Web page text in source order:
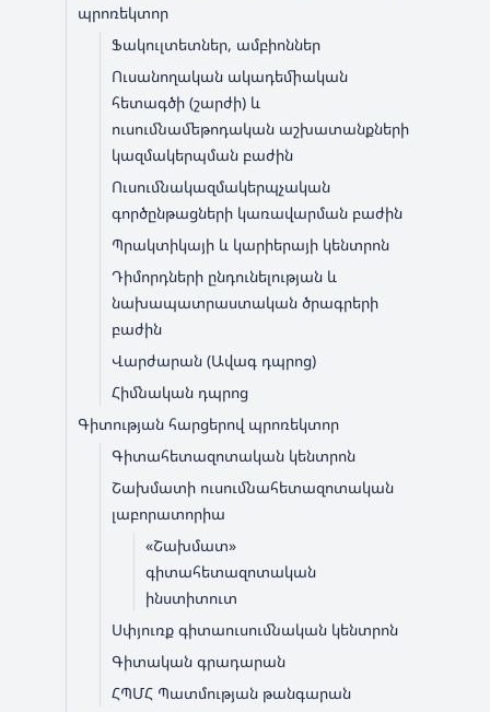
պրոռեկտոր
Ֆակուլտետներ, ամբիոններ
Ուսանողական ակադեմիական
հետագծի (շարժի) և
ուսումնամեթոդական աշխատանքների
կազմակերպման բաժին
Ուսումնակազմակերպչական
գործընթացների կառավարման բաժին
Պրակտիկայի և կարիերայի կենտրոն
Դիմորդների ընդունելության և
նախապատրաստական ծրագրերի
բաժին
Վարժարան (Ավագ դպրոց)
Հիմնական դպրոց
Գիտության հարցերով պրոռեկտոր
Գիտահետազոտական կենտրոն
Շախմատի ուսումնահետազոտական
լաբորատորիա
«Շախմատ»
գիտահետազոտական
ինստիտուտ
Սփյուռք գիտաուսումնական կենտրոն
Գիտական գրադարան
ՀՊՄՀ Պատմության թանգարան